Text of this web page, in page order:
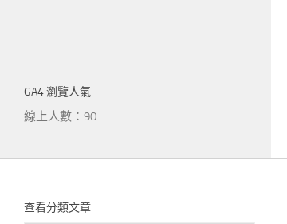
GA4 瀏覽人氣
線上人數：90
查看分類文章